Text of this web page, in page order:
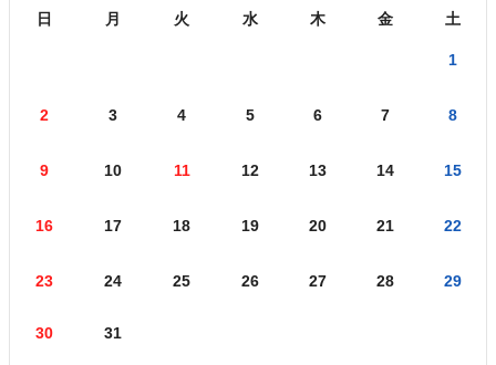
日 月 火 水 木 金 土
1
2 3 4 5 6 7 8
9 10 11 12 13 14 15
16 17 18 19 20 21 22
23 24 25 26 27 28 29
30 31